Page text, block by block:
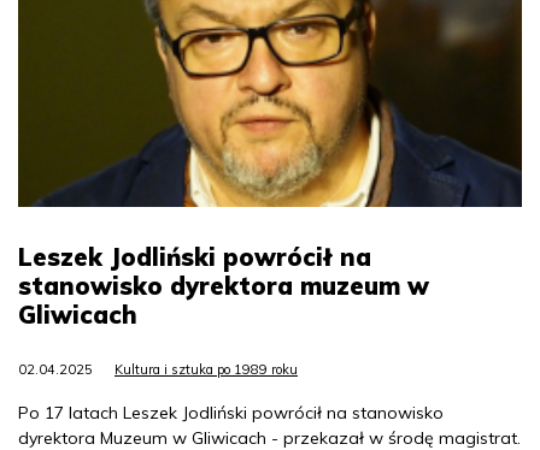
Leszek Jodliński powrócił na
stanowisko dyrektora muzeum w
Gliwicach
02.04.2025 Kultura i sztuka po 1989 roku
Po 17 latach Leszek Jodliński powrócił na stanowisko
dyrektora Muzeum w Gliwicach - przekazał w środę magistrat.